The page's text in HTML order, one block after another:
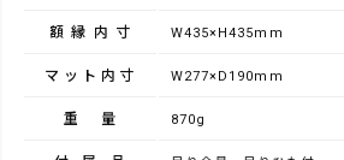
額縁内寸 W435×H435mm
マット内寸 W277×D190mm
重量 870g